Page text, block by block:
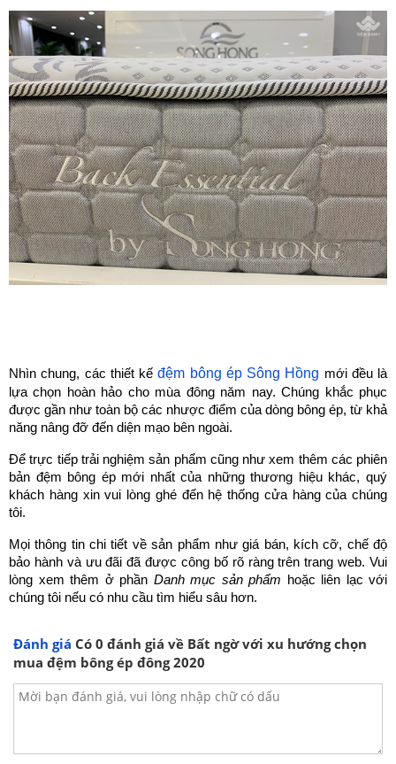
Nhìn chung, các thiết kế đệm bông ép Sông Hồng mới đều là
lựa chọn hoàn hảo cho mùa đông năm nay. Chúng khắc phục
được gần như toàn bộ các nhược điểm của dòng bông ép, từ khả
năng nâng đỡ đến diện mạo bên ngoài.
Để trực tiếp trải nghiệm sản phẩm cũng như xem thêm các phiên
bản đệm bông ép mới nhất của những thương hiệu khác, quý
khách hàng xin vui lòng ghé đến hệ thống cửa hàng của chúng
tôi.
Mọi thông tin chi tiết về sản phẩm như giá bán, kích cỡ, chế độ
bảo hành và ưu đãi đã được công bố rõ ràng trên trang web. Vui
lòng xem thêm ở phần Danh mục sản phẩm hoặc liên lạc với
chúng tôi nếu có nhu cầu tìm hiểu sâu hơn.
Đánh giá Có 0 đánh giá về Bất ngờ với xu hướng chọn
mua đệm bông ép đông 2020